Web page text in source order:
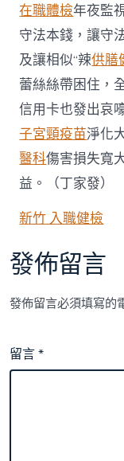
在職體檢年夜監
守法本錢，讓守
及讓相似“辣供膳
蕾絲絲帶困住，
信用卡也發出哀
子宮頸疫苗淨化
醫科傷害損失寬
益。（丁家發）
新竹 入職健檢
發佈留言
發佈留言必須填寫的
留言*